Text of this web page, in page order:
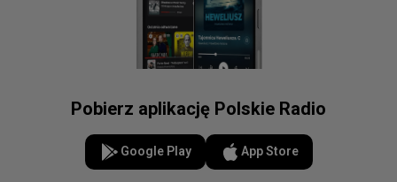
Pobierz aplikację Polskie Radio
Google Play App Store